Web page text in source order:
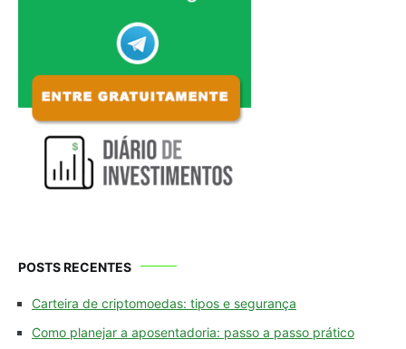
POSTS RECENTES
Carteira de criptomoedas: tipos e segurança
Como planejar a aposentadoria: passo a passo prático